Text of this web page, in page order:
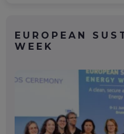
EUROPEAN
WEEK